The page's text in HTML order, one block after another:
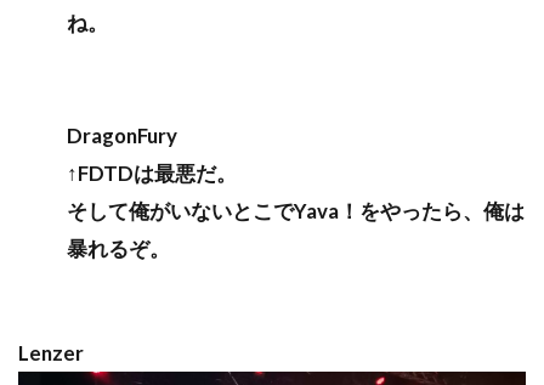
ね。
DragonFury
↑FDTDは最悪だ。
そして俺がいないとこでYava！をやったら、俺は
暴れるぞ。
Lenzer